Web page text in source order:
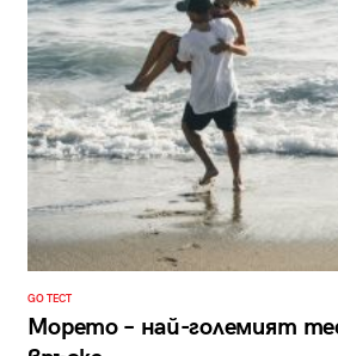
GO ТЕСТ
Морето – най-големият